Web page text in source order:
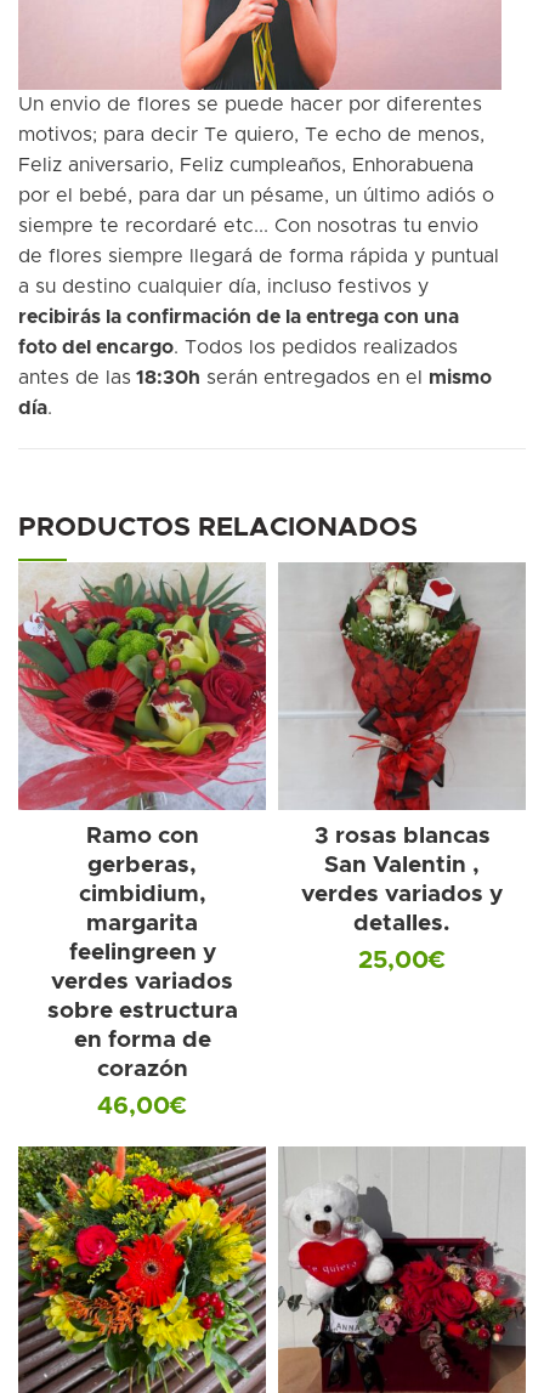
Un envio de flores se puede hacer por diferentes
motivos; para decir Te quiero, Te echo de menos,
Feliz aniversario, Feliz cumpleaños, Enhorabuena
por el bebé, para dar un pésame, un último adiós o
siempre te recordaré etc... Con nosotras tu envio
de flores siempre llegará de forma rápida y puntual
a su destino cualquier día, incluso festivos y
recibirás la confirmación de la entrega con una
foto del encargo. Todos los pedidos realizados
antes de las 18:30h serán entregados en el mismo
día.
PRODUCTOS RELACIONADOS
Ramo con
gerberas,
cimbidium,
margarita
feelingreen y
verdes variados
sobre estructura
en forma de
corazón
46,00€
3 rosas blancas
San Valentin ,
verdes variados y
detalles.
25,00€